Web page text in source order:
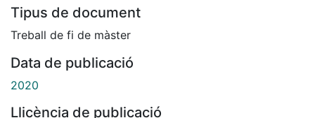
Tipus de document
Treball de fi de màster
Data de publicació
2020
Llicència de publicació